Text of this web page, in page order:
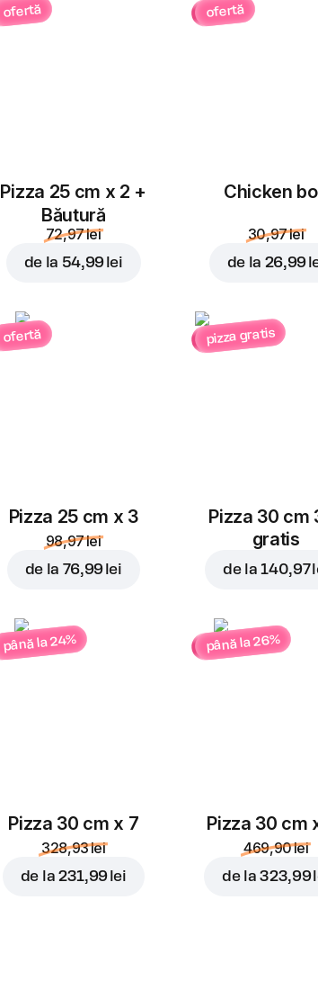
ofertă
Pizza 25 cm x 2 +
Băutură
72,97 lei
de la 54,99 lei
ofertă
Chicken
30,97 lei
de la 26,99
ofertă
Pizza 25 cm x 3
98,97 lei
de la 76,99 lei
pizza gratis
Pizza 30 cm
gratis
de la140,97
până la 24%
Pizza 30 cm x 7
328,93 lei
de la 231,99 lei
până la 26%
Pizza 30 cm
469,90 lei
de la323,99